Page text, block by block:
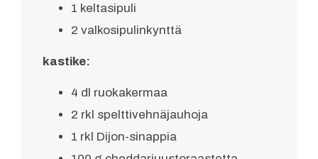
1 keltasipuli
2 valkosipulinkynttä
kastike:
4 dl ruokakermaa
2 rkl spelttivehnäjauhoja
1 rkl Dijon-sinappia